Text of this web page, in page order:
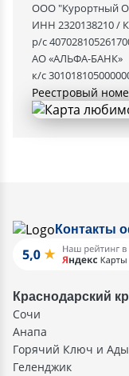
ООО "Курортный
ИНН 2320138210 /
р/с
АО «АЛЬФА-БАНК»
к/с
Реестровый
Контакты
Краснодарский
Сочи
Анапа
Горячий Ключ и
Геленджик